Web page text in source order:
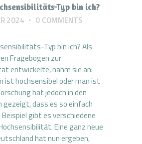
Typ bin ich?
2024 0 COMMENTS
Typ bin ich? Als
Fragebogen zur
entwickelte, nahm sie an:
ist hochsensibel oder man ist
hat jedoch in den
gezeigt, dass es so einfach
gibt es verschiedene
Eine ganz neue
hat nun ergeben,